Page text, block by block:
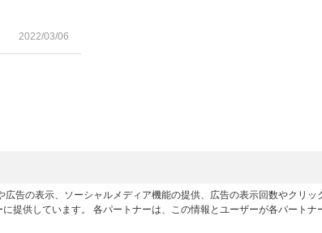
2022/03/06
告の表示、ソーシャルメディア機能の提供、広告の表示回数やクリ
提供しています。 各パートナーは、この情報とユーザーが各パート